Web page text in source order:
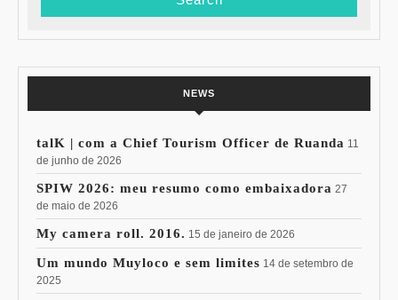
NEWS
talK | com a Chief Tourism Officer de Ruanda 11
de junho de 2026
SPIW 2026: meu resumo como embaixadora 27
de maio de 2026
My camera roll. 2016. 15 de janeiro de 2026
Um mundo Muyloco e sem limites 14 de setembro de
2025